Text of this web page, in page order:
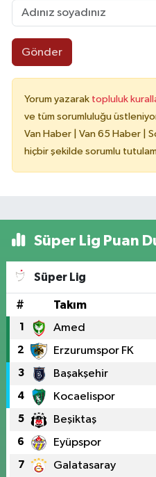
Gönder
Yorum yazarak topluluk
ve tüm sorumluluğu
Van Haber | Van 65 Haber |
hiçbir şekilde sorumlu
Süper Lig Puan
Süper Lig
# Takım
1 Amed
2 Erzurumspor FK
3 Başakşehir
4 Kocaelispor
5 Beşiktaş
6 Eyüpspor
7 Galatasaray